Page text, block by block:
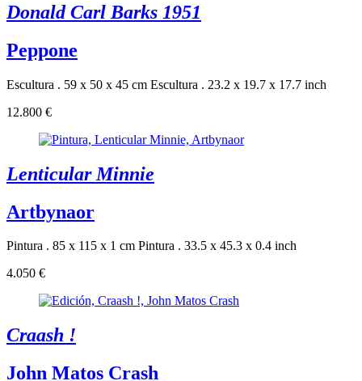
Donald Carl Barks 1951
Peppone
Escultura . 59 x 50 x 45 cm Escultura . 23.2 x 19.7 x 17.7 inch
12.800 €
Lenticular Minnie
Artbynaor
Pintura . 85 x 115 x 1 cm Pintura . 33.5 x 45.3 x 0.4 inch
4.050 €
Craash !
John Matos Crash